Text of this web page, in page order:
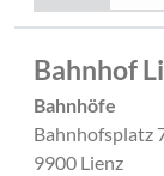
Bahnhof
Bahnhöfe
Bahnhofsplatz
9900 Lienz